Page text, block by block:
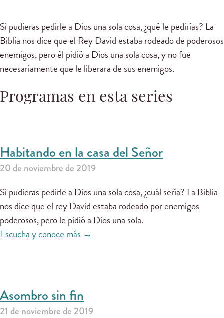
Si pudieras pedirle a Dios una sola cosa, ¿qué le pedirías? La
Biblia nos dice que el Rey David estaba rodeado de poderosos
enemigos, pero él pidió a Dios una sola cosa, y no fue
necesariamente que le liberara de sus enemigos.
Programas en esta series
Habitando en la casa del Señor
20 de noviembre de 2019
Si pudieras pedirle a Dios una sola cosa, ¿cuál sería? La Biblia
nos dice que el rey David estaba rodeado por enemigos
poderosos, pero le pidió a Dios una sola.
Escucha y conoce más →
Asombro sin fin
21 de noviembre de 2019